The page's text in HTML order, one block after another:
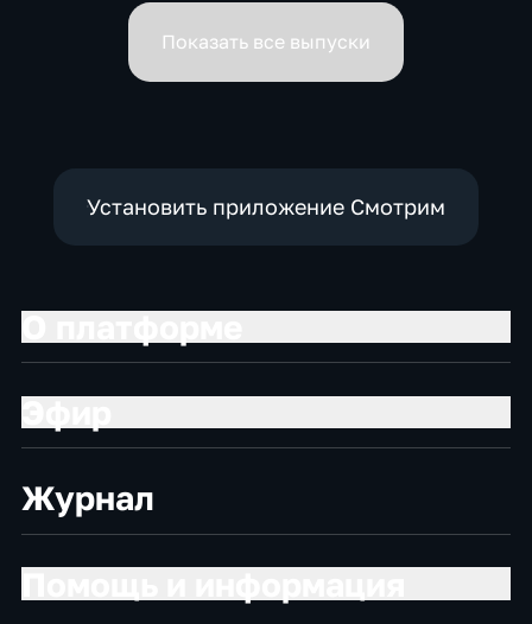
вице-премьеров
Показать все выпуски
Установить приложение Смотрим
Журнал